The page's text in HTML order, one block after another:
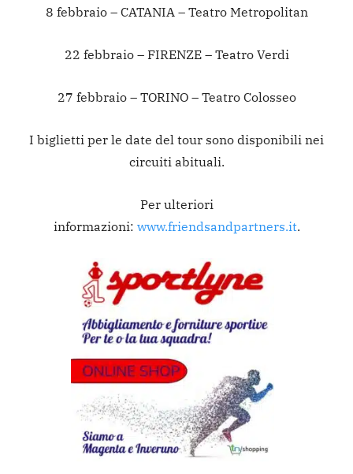
8 febbraio – CATANIA – Teatro Metropolitan
22 febbraio – FIRENZE – Teatro Verdi
27 febbraio – TORINO – Teatro Colosseo
I biglietti per le date del tour sono disponibili nei
circuiti abituali.
Per ulteriori
informazioni: www.friendsandpartners.it.